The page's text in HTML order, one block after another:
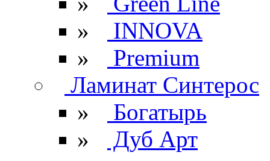
»
INNOVA
»
Premium
Ламинат Синтерос
»
Богатырь
»
Дуб Арт